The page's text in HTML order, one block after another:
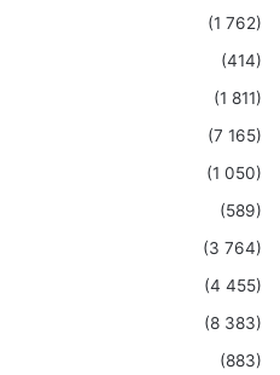
(1 762)
(414)
(1 811)
(7 165)
(1 050)
(589)
(3 764)
(4 455)
(8 383)
(883)